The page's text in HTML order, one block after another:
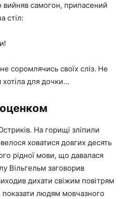
вийняв самогон, припасений
стіл:
соромлячись своїх сліз. Не
хотіла для дочки…
На горищі зліпили
ховатися довгих десять
рідної мови, що давалася
Вільгельм заговорив
дихати свіжим повітрям
показати людям мовчазного